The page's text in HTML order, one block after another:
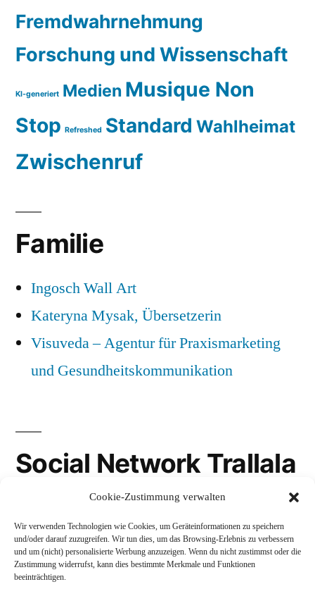
Cookie-Zustimmung verwalten
Wir verwenden Technologien wie Cookies, um Geräteinformationen zu speichern
und/oder darauf zuzugreifen. Wir tun dies, um das Browsing-Erlebnis zu verbessern
und um (nicht) personalisierte Werbung anzuzeigen. Wenn du nicht zustimmst oder die
Zustimmung widerrufst, kann dies bestimmte Merkmale und Funktionen
beeinträchtigen.
Fremdwahrnehmung
Forschung und Wissenschaft
KI-generiert Medien Musique Non
Stop Refreshed Standard Wahlheimat
Zwischenruf
Familie
Ingosch Wall Art
Kateryna Mysak, Übersetzerin
Visuveda – Agentur für Praxismarketing
und Gesundheitskommunikation
Social Network Trallala
LinkedIn
Mastodon